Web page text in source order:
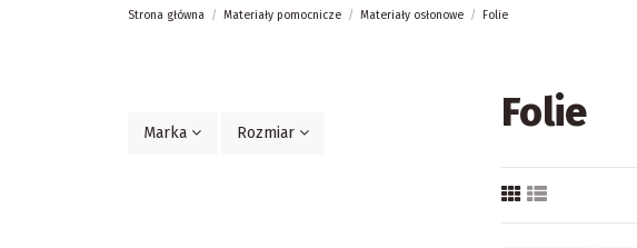
Strona główna Materiały pomocnicze Materiały osłonowe Folie
Folie
Marka Rozmiar